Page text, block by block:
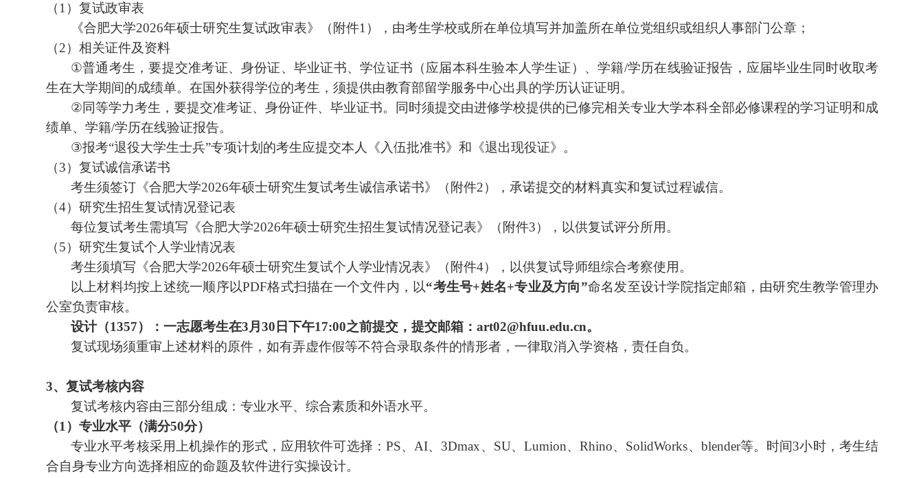
（1 ）复试政审表
《合肥大学2026年硕士研究生复试政审表》 （附件1 ）
，由考生学校或所在单位填写并加盖所在单位党组织或组织人事部门公章；
（2）相关证件及资料
①普通考生，要提交准考证、身份证、毕业证书、学位证书（应届本科生验本人学生证）、学籍/学历在线验证报告，应届毕业生同时收取考
生在大学期间的成绩单。在国外获得学位的考生，须提供由教育部留学服务中心出具的学历认证证明。
②同等学力考生，要提交准考证、身份证件、毕业证书。同时须提交由进修学校提供的已修完相关专业大学本科全部必修课程的学习证明和成
绩单、学籍/学历在线验证报告。
③报考“退役大学生士兵”专项计划的考生应提交本人《入伍批准书》和《退出现役证》。
（3）复试诚信承诺书
考生须签订《合肥大学2026年硕士研究生复试考生诚信承诺书》 （附件2）
，承诺提交的材料真实和复试过程诚信。
（4）研究生招生复试情况登记表
每位复试考生需填写《合肥大学2026年硕士研究生招生复试情况登记表》 （附件3）
，以供复试评分所用。
（5）研究生复试个人学业情况表
考生须填写《合肥大学2026年硕士研究生复试个人学业情况表》 （附件4）
，以供复试导师组综合考察使用。
以上材料均按上述统一顺序以PDF格式扫描在一个文件内，以“考生号+姓名+专业及方向”命名发至设计学院指定邮箱 ，由研究生教学管理办
公室负责审核。
设计（1357） ：一志愿考生在3月 30 日下午17:00之前提交，提交邮箱： art02@hfuu.edu.cn。
复试现场须重审上述材料的原件，如有弄虚作假等不符合录取条件的情形者，一律取消入学资格，责任自负。
3、 复试考核内容
复试考核内容由三部分组成：专业水平、综合素质和外语水平。
（1 ）专业水平（满分50分）
专业水平考核采用
上机操作的形式，应用软件可选择 ： PS、 AI、 3Dmax、 SU、 Lumion、Rhino、 SolidWorks、 blender等。时间3小时，考生结
合自身专业方向选择相应的命题及软件进行实操设计。